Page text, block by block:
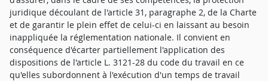
juridique découlant de l'article 31, paragraphe 2, de la Charte
et de garantir le plein effet de celui-ci en laissant au besoin
inappliquée la réglementation nationale. Il convient en
conséquence d'écarter partiellement l'application des
dispositions de l'article L. 3121-28 du code du travail en ce
qu'elles subordonnent à l'exécution d'un temps de travail